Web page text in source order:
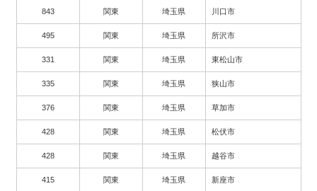
843 関東 埼玉県 川口市
495 関東 埼玉県 所沢市
331 関東 埼玉県 東松山市
335 関東 埼玉県 狭山市
376 関東 埼玉県 草加市
428 関東 埼玉県 松伏市
428 関東 埼玉県 越谷市
415 関東 埼玉県 新座市